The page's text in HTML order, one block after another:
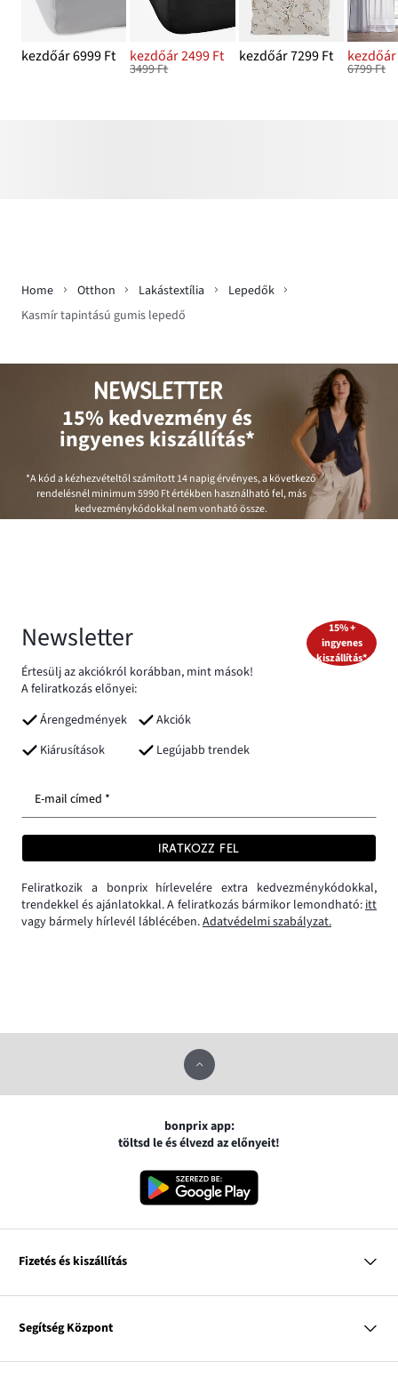
kezdőár 6999 Ft kezdőár 2499 Ft
3499 Ft
kezdőár 7299 Ft
6799 Ft
Home Otthon Lakástextília
Lepedők
Kasmír tapintású gumis lepedő
NEWSLETTER
15% kedvezmény és
ingyenes kiszállítás*
*A kód a kézhezvételtől számított 14 napig érvényes, a következő
rendelésnél minimum5990 Ftértékben használható fel, más
kedvezménykódokkal nem vonható össze.
Newsletter
Értesülj az akciókról korábban, mint mások!
A feliratkozás előnyei:
Árengedmények
Akciók
Kiárusítások
Legújabb trendek
15% +
ingyenes
kiszállítás*
E-mail címed *
IRATKOZZ FEL
Feliratkozik a bonprix hírlevelére extra kedvezménykódokkal,
trendekkel és ajánlatokkal. A feliratkozás bármikor lemondható: itt
vagy bármely hírlevél láblécében.Adatvédelmi szabályzat.
bonprix app:
töltsd le és élvezd az előnyeit!
Fizetés és kiszállítás
VISA
Apple pay
Segítség Központ